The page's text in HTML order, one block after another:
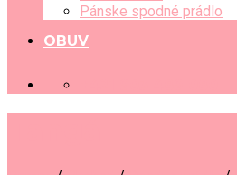
Pánske spodné prádlo
OBUV